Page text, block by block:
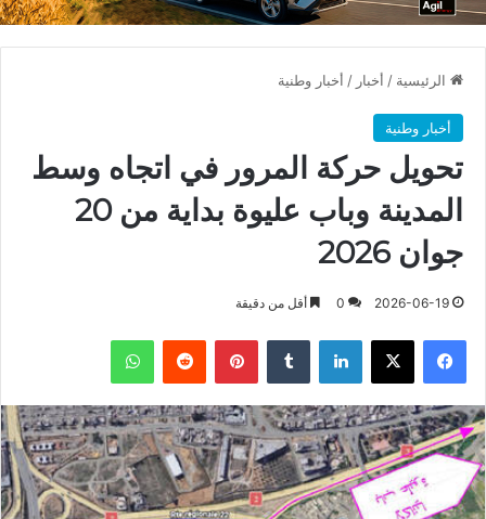
الرئيسية / أخبار / أخبار وطنية
أخبار وطنية
تحويل حركة المرور في اتجاه وسط
المدينة وباب عليوة بداية من 20
جوان 2026
2026-06-19
0 أقل من دقيقة
فيسبوك X لينكدإن بينتيريست واتساب